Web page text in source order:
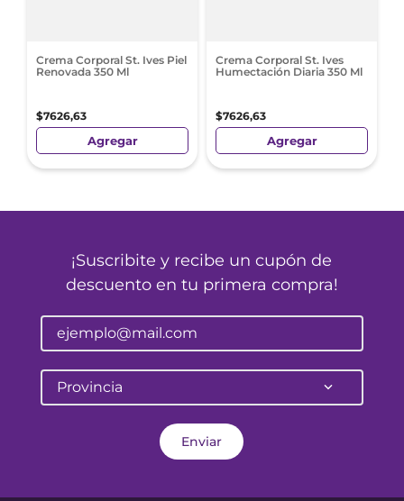
Crema Corporal St. Ives Piel
Renovada 350 Ml
$7626,63
Agregar
Crema Corporal St. Ives
Humectación Diaria 350 Ml
$7626,63
Agregar
¡Suscribite y recibe un cupón de
descuento en tu primera compra!
Provincia
Enviar